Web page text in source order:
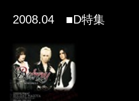
2008.04 ■D特集